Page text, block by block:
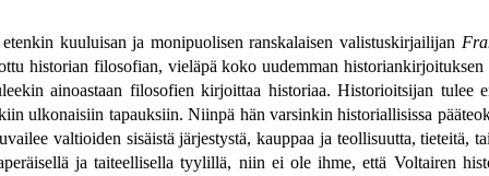
kuuluisan ja monipuolisen ranskalaisen valistuskirjailijan
historian filosofian, vieläpä koko uudemman
ainoastaan filosofien kirjoittaa historiaa. Historioitsijan tulee
ulkonaisiin tapauksiin. Niinpä hän varsinkin historiallisissa
valtioiden sisäistä järjestystä, kauppaa ja teollisuutta, tieteitä,
ja taiteellisella tyylillä, niin ei ole ihme, että Voltairen